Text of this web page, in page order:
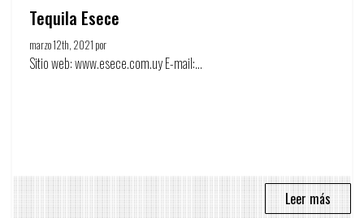
Tequila Esece
marzo 12th, 2021 por
Sitio web: www.esece.com.uy E-mail:...
Leer más